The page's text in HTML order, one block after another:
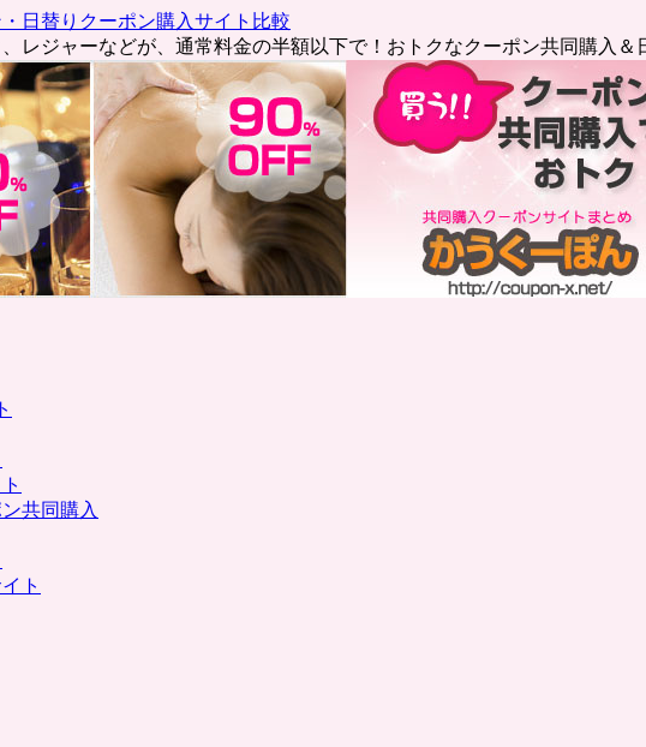
日替りクーポン購入サイト比較
レジャーなどが、通常料金の半額以下で！おトクなクーポン共同購入
共同購入
ト